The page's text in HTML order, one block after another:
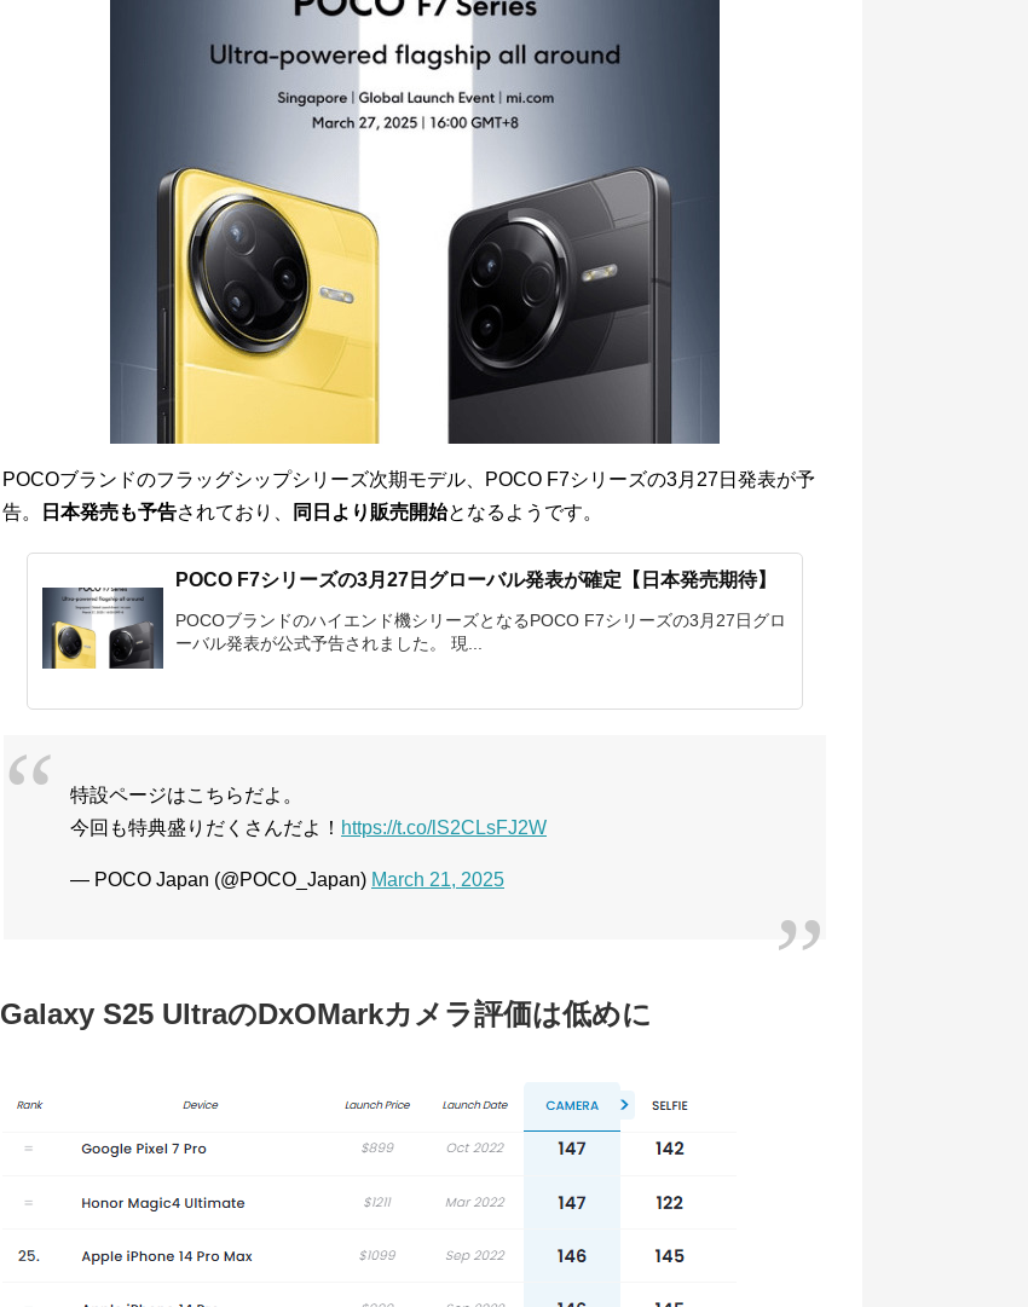
POCOブランドのフラッグシップシリーズ次期モデル、POCO F7シリーズの3月27日発表が予
告。
日本発売も予告されており、 同日より販売開始となるようです。
POCO F7シリーズの3月27日グローバル発表が確定【日本発売期待】
POCOブランドのハイエンド機シリーズとなるPOCO F7シリーズの3月27日グロ
ーバル発表が公式予告されました。 現...
特設ページはこちらだよ。
今回も特典盛りだくさんだよ！ https://t.co/lS2CLsFJ2W
— POCO Japan (@POCO_Japan) March 21, 2025
Galaxy S25 UltraのDxOMarkカメラ評価は低めに